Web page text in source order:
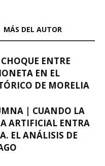
MÁS DEL AUTOR
ENTRE
EN EL
DE MORELIA
| CUANDO LA
ARTIFICIAL ENTRA
EL ANÁLISIS DE